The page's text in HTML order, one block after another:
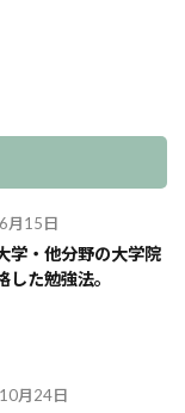
月15日
学・他分野の大学院
した勉強法。
月24日